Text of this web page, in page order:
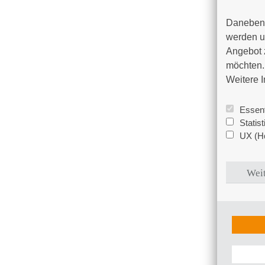
werden
Angebot
möchten.
Weitere
UX